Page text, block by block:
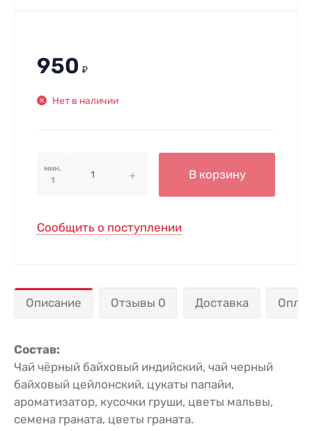
950 ₽
Нет в наличии
мин.
1
В корзину
Сообщить о поступлении
Описание Отзывы 0 Доставка
Состав:
Чай чёрный байховый индийский, чай черный
байховый цейлонский, цукаты папайи,
ароматизатор, кусочки груши, цветы мальвы,
семена граната, цветы граната.